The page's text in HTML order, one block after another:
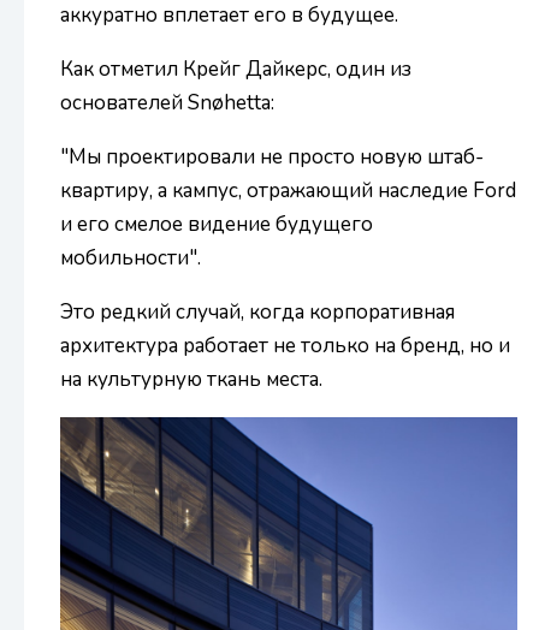
аккуратно вплетает его в будущее.
Как отметил Крейг Дайкерс, один из
основателей Snøhetta:
"Мы проектировали не просто новую штаб-
квартиру, а кампус, отражающий наследие Ford
и его смелое видение будущего
мобильности".
Это редкий случай, когда корпоративная
архитектура работает не только на бренд, но и
на культурную ткань места.